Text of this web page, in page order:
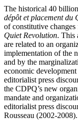
The historical 40
dépôt et placement du
of constitutive
Quiet Revolution. This
are related to an
implementation of the
and by the
economic
editorialist press
the CDPQ’s new
mandate and
editorialist press
Rousseau (2002-2008).